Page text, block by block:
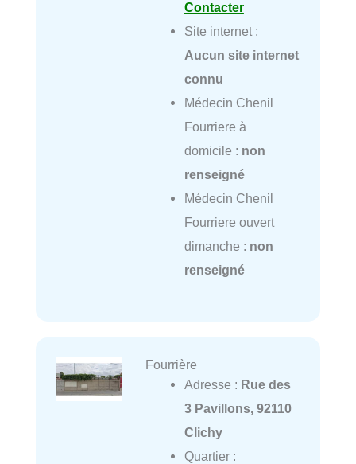
Contacter
Site internet :
Aucun site internet
connu
Médecin Chenil
Fourriere à
domicile : non
renseigné
Médecin Chenil
Fourriere ouvert
dimanche : non
renseigné
Fourrière
Adresse : Rue des
3 Pavillons, 92110
Clichy
Quartier :